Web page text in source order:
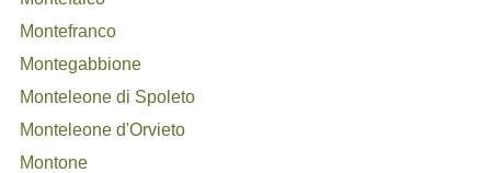
Montefranco
Montegabbione
Monteleone di Spoleto
Monteleone d'Orvieto
Montone